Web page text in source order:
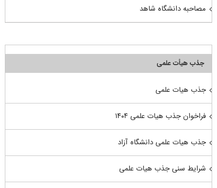
مصاحبه دانشگاه شاهد
جذب هیأت علمی
جذب هیات علمی
فراخوان جذب هیات علمی ۱۴۰۴
جذب هیات علمی دانشگاه آزاد
شرایط سنی جذب هیات علمی